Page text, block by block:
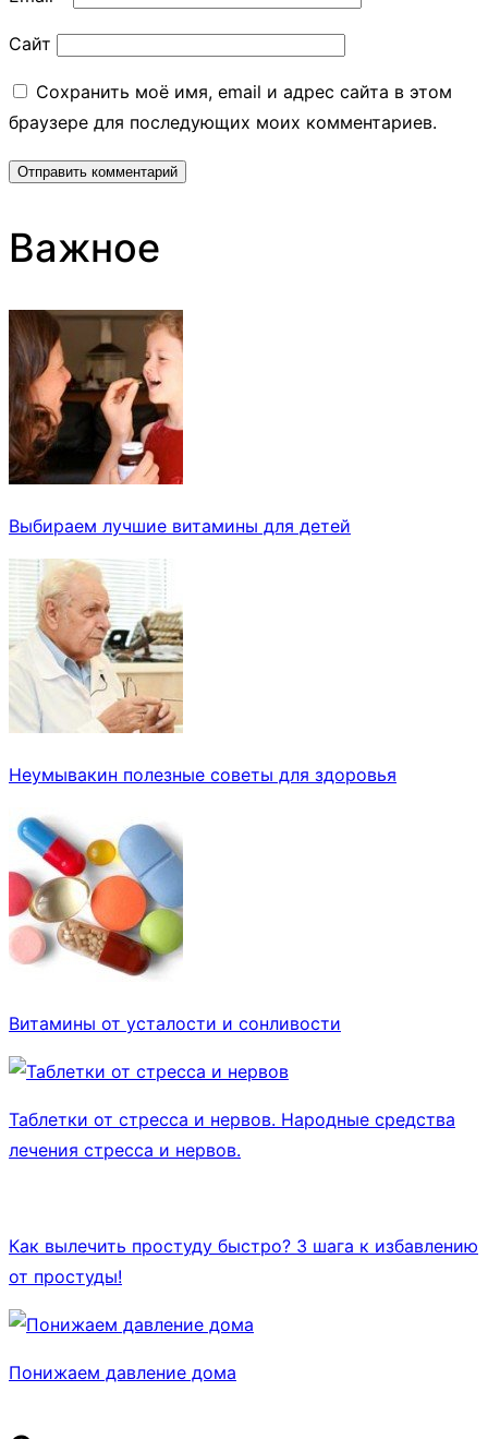
Сайт
Сохранить моё имя, email и адрес сайта в этом
браузере для последующих моих комментариев.
Важное
Выбираем лучшие витамины для детей
Неумывакин полезные советы для здоровья
Витамины от усталости и сонливости
Таблетки от стресса и нервов. Народные средства
лечения стресса и нервов.
Как вылечить простуду быстро? 3 шага к избавлению
от простуды!
Понижаем давление дома